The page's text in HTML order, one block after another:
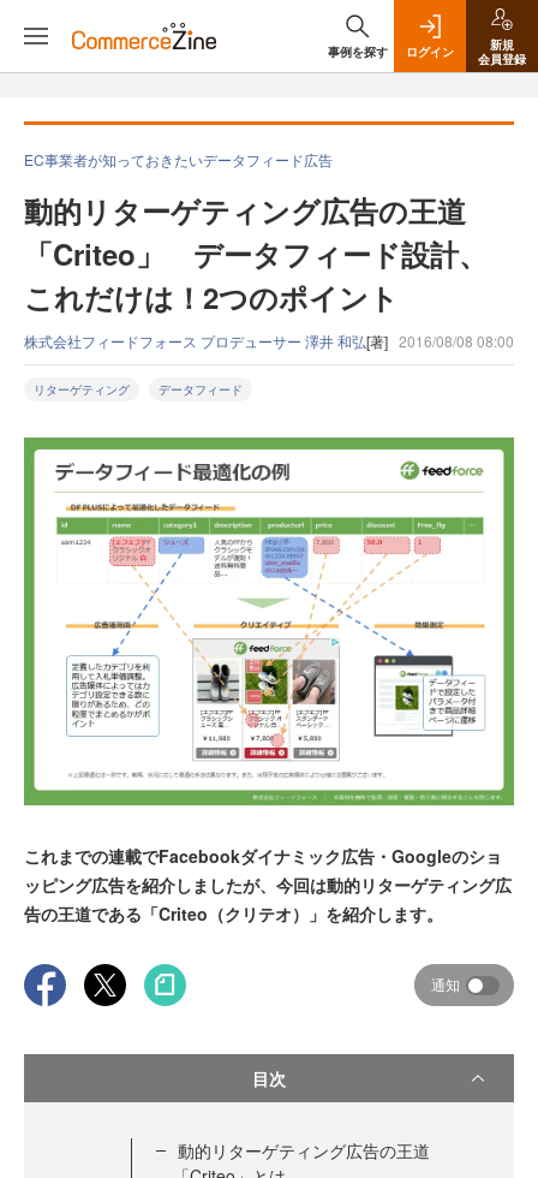
事例を探す ログイン
新規
会員登録
EC事業者が知っておきたいデータフィード広告
動的リターゲティング広告の王道
「Criteo」 データフィード設計、
これだけは！2つのポイント
株式会社フィードフォース プロデューサー 澤井 和弘[著] 2016/08/08 08:00
リターゲティング データフィード
これまでの連載でFacebookダイナミック広告・Googleのショ
ッピング広告を紹介しましたが、今回は動的リターゲティング広
告の王道である「Criteo（クリテオ）」を紹介します。
通知
目次
動的リターゲティング広告の王道